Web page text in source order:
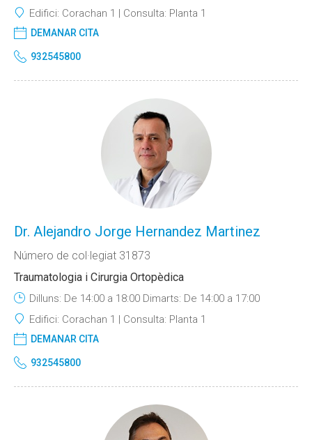
Edifici: Corachan 1 Consulta: Planta 1
DEMANAR CITA
932545800
Dr. Alejandro Jorge Hernandez Martinez
Número de col·legiat 31873
Traumatologia i Cirurgia Ortopèdica
Dilluns: De 14:00 a 18:00 Dimarts: De 14:00 a 17:00
Edifici: Corachan 1 Consulta: Planta 1
DEMANAR CITA
932545800